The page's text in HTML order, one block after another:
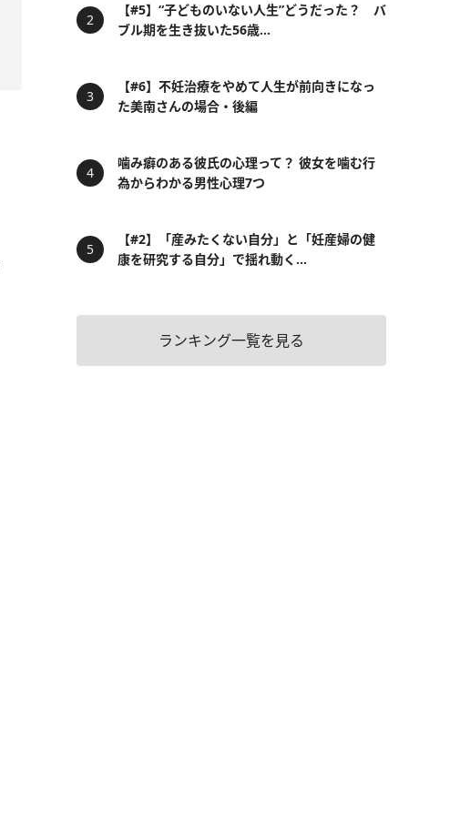
【#5】“子どものいない人生”どうだった？ バ
ブル期を生き抜いた56歳...
【#6】不妊治療をやめて人生が前向きになっ
た美南さんの場合・後編
噛み癖のある彼氏の心理って？ 彼女を噛む行
為からわかる男性心理7つ
【#2】「産みたくない自分」と「妊産婦の健
康を研究する自分」で揺れ動く...
ランキング一覧を見る